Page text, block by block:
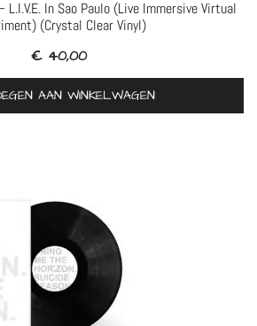
L.I.V.E. In Sao Paulo (Live Immersive Virtual
(Crystal Clear Vinyl)
€40,00
AAN WINKELWAGEN